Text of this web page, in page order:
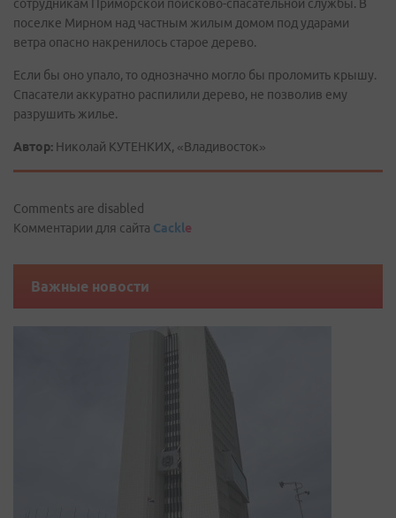
сотрудникам Приморской поисково-спасательной службы. В
поселке Мирном над частным жилым домом под ударами
ветра опасно накренилось старое дерево.
Если бы оно упало, то однозначно могло бы проломить крышу.
Спасатели аккуратно распилили дерево, не позволив ему
разрушить жилье.
Автор: Николай КУТЕНКИХ, «Владивосток»
Comments are disabled
Комментарии для сайта Cackle
Важные новости